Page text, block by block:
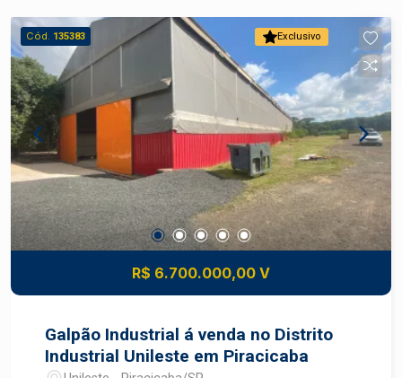
Exclusivo
Cód. 135383
R$ 6.700.000,00 V
Galpão Industrial á venda no Distrito
Industrial Unileste em Piracicaba